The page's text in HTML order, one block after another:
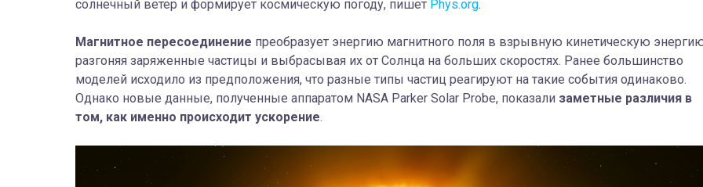
солнечный ветер и формирует космическую погоду, пишет Phys.org.
Магнитное пересоединение преобразует энергию магнитного поля в взрывную кинетическую
разгоняя заряженные частицы и выбрасывая их от Солнца на больших скоростях. Ранее большинство
моделей исходило из предположения, что разные типы частиц реагируют на такие события одинаково.
Однако новые данные, полученные аппаратом NASA Parker Solar Probe, показали заметные различия в
том, как именно происходит ускорение.